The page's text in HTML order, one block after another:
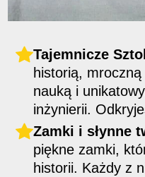
Tajemnicze
historią,
nauką i
inżynierii.
Zamki i słynne
piękne zamki,
historii. Każdy z